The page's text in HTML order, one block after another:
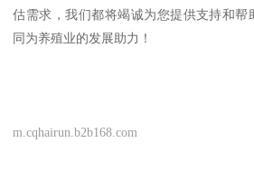
估需求，我们都将竭诚为您提供支持和帮
同为养殖业的发展助力！
m.cqhairun.b2b168.com